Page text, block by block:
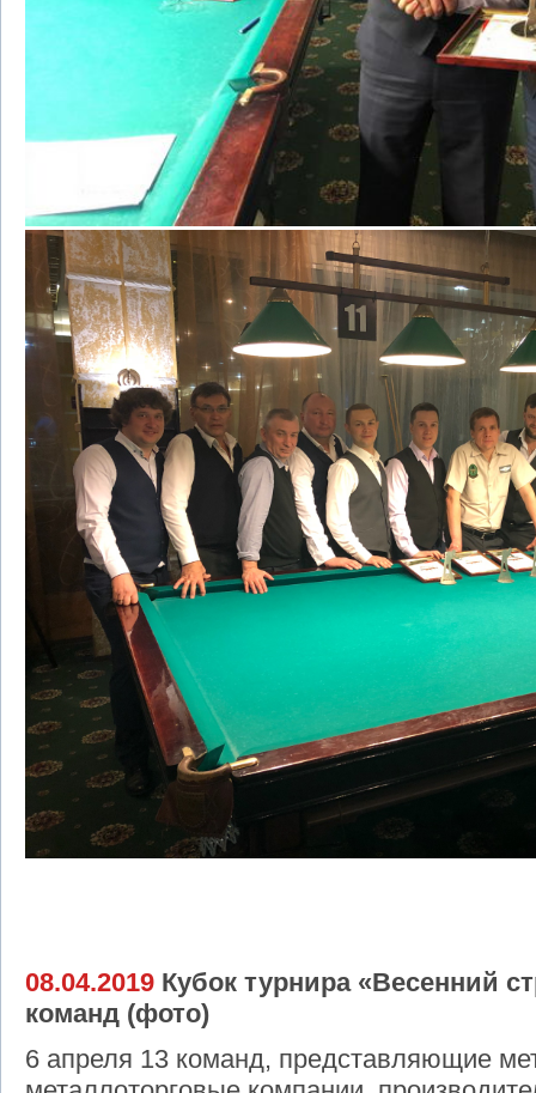
08.04.2019 Кубок турнира «Весенний
команд (фото)
6 апреля 13 команд, представляющие